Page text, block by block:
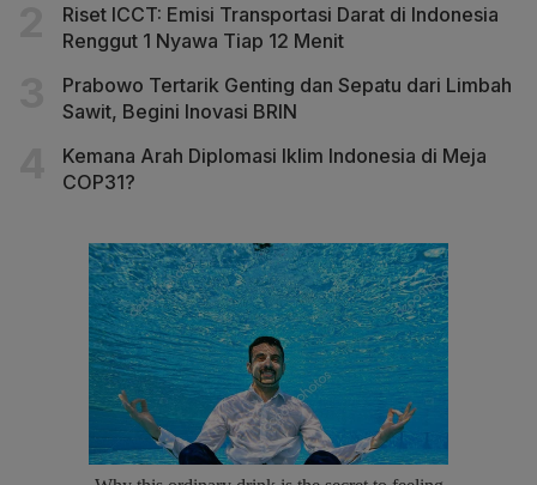
Riset ICCT: Emisi Transportasi Darat di Indonesia
Renggut 1 Nyawa Tiap 12 Menit
Prabowo Tertarik Genting dan Sepatu dari Limbah
Sawit, Begini Inovasi BRIN
Kemana Arah Diplomasi Iklim Indonesia di Meja
COP31?